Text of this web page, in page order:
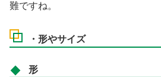
難ですね。
・形やサイズ
形